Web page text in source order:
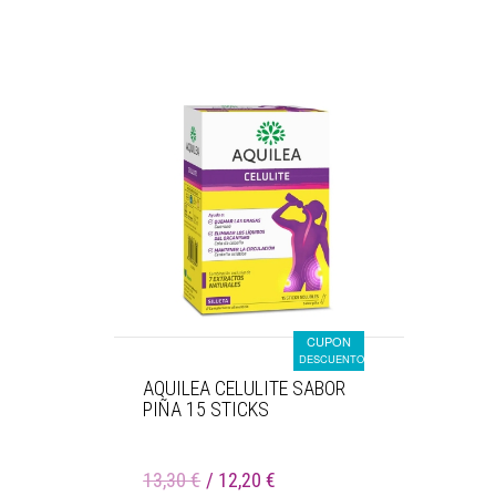
CUPON
DESCUENTO
AQUILEA CELULITE SABOR
PIÑA 15 STICKS
13,30 € 12,20 €